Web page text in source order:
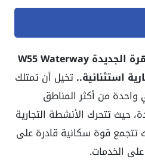
استثنائية..تخيل أن تمتلك
من أكثر المناطق
حيث تتحرك الأنشطة التجارية
تتجمع قوة سكانية قادرة على
الخدمات.